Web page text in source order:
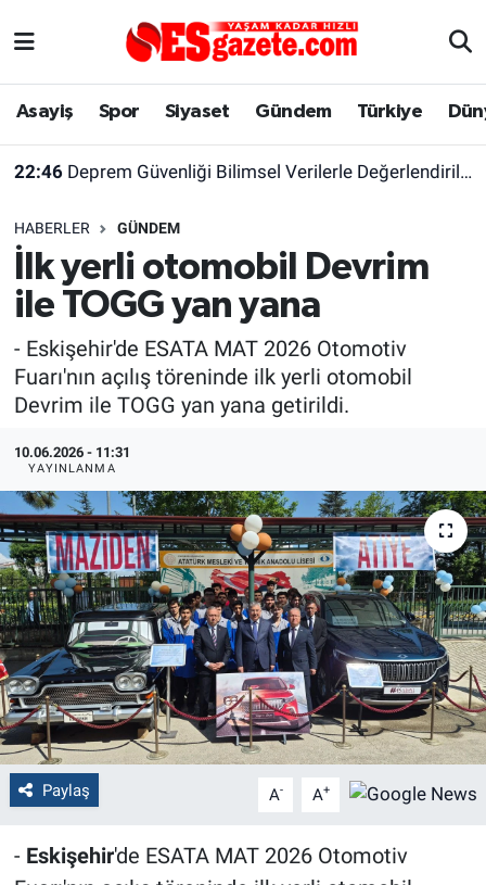
Asayiş Spor Siyaset Gündem Türkiye
22:46 Deprem Güvenliği Bilimsel Verilerle Değerlendirilmeli
HABERLER GÜNDEM
İlk yerli otomobil Devrim
ile TOGG yan yana
- Eskişehir'de ESATA MAT 2026 Otomotiv
Fuarı'nın açılış töreninde ilk yerli otomobil
Devrim ile TOGG yan yana getirildi.
10.06.2026 - 11:31
YAYINLANMA
Paylaş A- A+
- Eskişehir'de ESATA MAT 2026 Otomotiv
Asayiş
Gündem
Türkiye
Dünya
Sağlık
Alış-Veriş/İş dünyası
Yaşam
Eskişehirspor Arşivi
Eskişehir Arşivi
Röportaj
Ekonomi
Kültür Sanat
Politika
Bilecik
Kütahya
Gezi
Genel
Çevre
Yerel
Eskişehir Nöbetçi Eczaneler
Süper Lig Puan Durumu ve Fikstür
Tüm Manşetler
Son Dakika Haberleri
Haber Arşivi